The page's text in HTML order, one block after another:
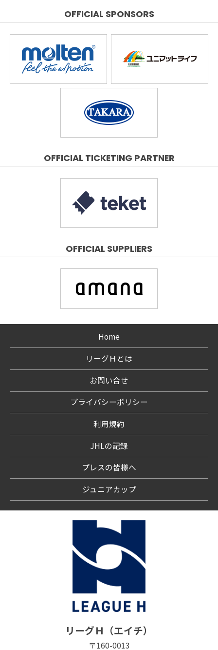
OFFICIAL SPONSORS
OFFICIAL TICKETING PARTNER
OFFICIAL SUPPLIERS
Home
リーグＨとは
お問い合せ
プライバシーポリシー
利用規約
JHLの記録
プレスの皆様へ
ジュニアカップ
リーグＨ（エイチ）
〒160-0013